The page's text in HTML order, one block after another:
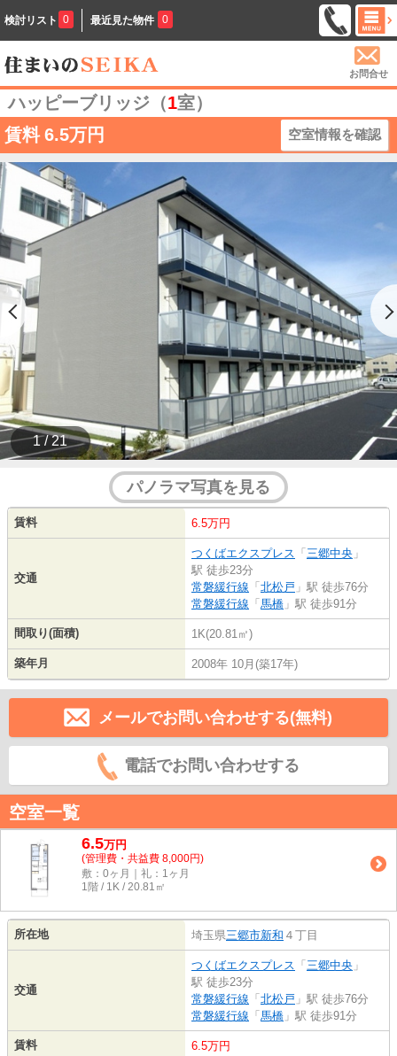
検討リスト 0 最近見た物件 0
お問合せ
ハッピーブリッジ（1室）
賃料 6.5万円 空室情報を確認
1 / 21
パノラマ写真を見る
賃料 6.5万円
交通
つくばエクスプレス 「 三郷中央 」
駅 徒歩23分
常磐緩行線 「 北松戸 」駅 徒歩76分
常磐緩行線 「 馬橋 」駅 徒歩91分
間取り(面積) 1K(20.81㎡)
築年月 2008年 10月(築17年)
メールでお問い合わせする(無料)
電話でお問い合わせする
空室一覧
6.5万円
(管理費・共益費 8,000円)
敷：0ヶ月｜礼：1ヶ月
1階 / 1K / 20.81㎡
所在地 埼玉県三郷市新和 ４丁目
交通
つくばエクスプレス 「 三郷中央 」
駅 徒歩23分
常磐緩行線 「 北松戸 」駅 徒歩76分
常磐緩行線 「 馬橋 」駅 徒歩91分
賃料 6.5万円